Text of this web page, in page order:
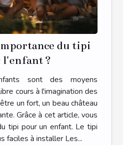
du tipi
l'enfant ?
sont des moyens
cours à l'imagination des
un fort, un beau château
Grâce à cet article, vous
tipi pour un enfant. Le tipi
faciles à installer Les...